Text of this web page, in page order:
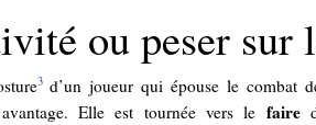
ou peser sur
3d’un joueur qui épouse le combat
Elle est tournée vers le faire